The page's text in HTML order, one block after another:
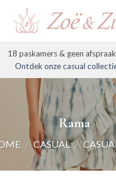
18 paskamers & geen
Ontdek onze casual
Rama
/ CASUAL /